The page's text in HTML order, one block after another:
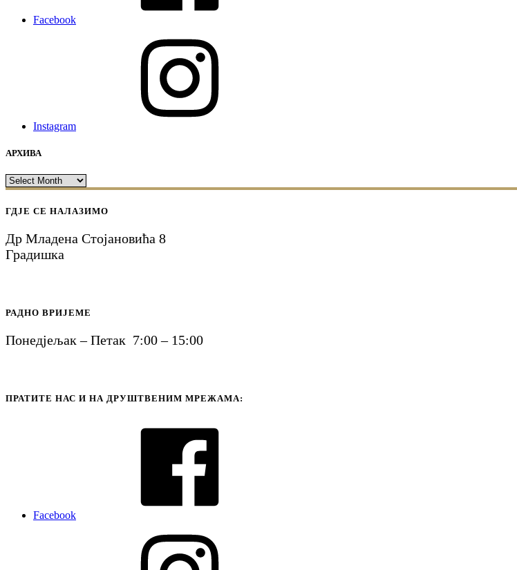
Facebook
Instagram
АРХИВА
АРХИВА
ГДЈЕ СЕ НАЛАЗИМО
Др Младена Стојановића 8
Градишка
РАДНО ВРИЈЕМЕ
Понедјељак – Петак 7:00 – 15:00
ПРАТИТЕ НАС И НА ДРУШТВЕНИМ МРЕЖАМА:
Facebook